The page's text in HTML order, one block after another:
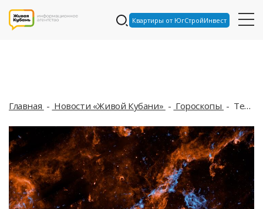
Квартиры от ЮгСтройИнвест
Главная Новости «Живой Кубани» Гороскопы Тельцов возьмет в плен любовь, а Девы смогут всех построить